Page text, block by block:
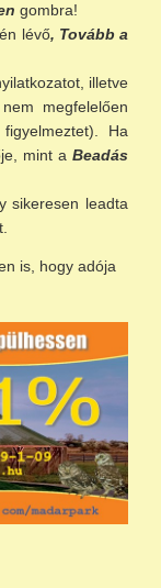
gombra!
lévő, Tovább a
illetve
megfelelően
Ha
mint a Beadás
sikeresen leadta
is, hogy adója